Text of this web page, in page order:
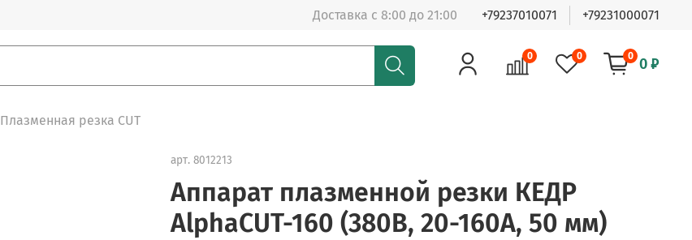
Доставка с 8:00 до 21:00 +79237010071 +79231000071
0 0 0 0 ₽
Плазменная резка CUT
арт. 8012213
Аппарат плазменной резки КЕДР
AlphaCUT-160 (380В, 20-160А, 50 мм)